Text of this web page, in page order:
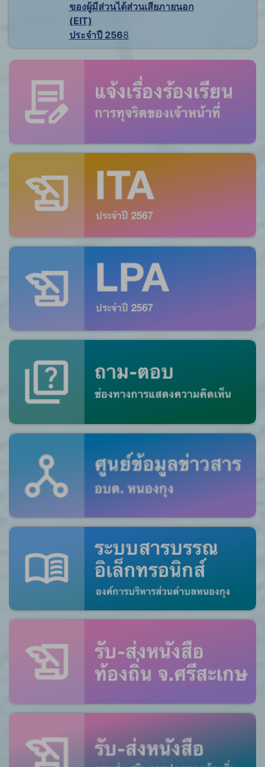
ของผู้มีส่วนได้ส่วนเสียภายนอก
(EIT)
ประจำปี 2568